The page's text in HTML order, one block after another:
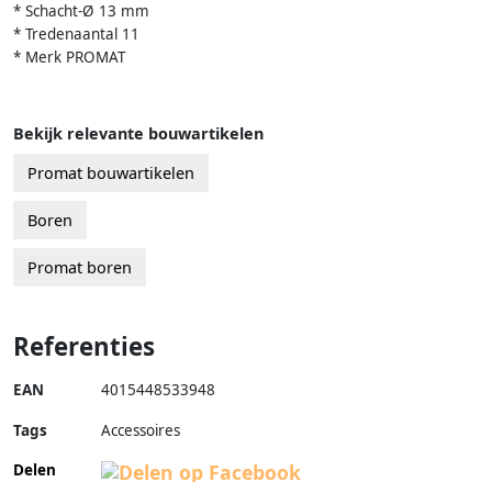
* Schacht-Ø 13 mm
* Tredenaantal 11
* Merk PROMAT
Bekijk relevante bouwartikelen
Promat bouwartikelen
Boren
Promat boren
Referenties
EAN 4015448533948
Tags
Accessoires
Delen